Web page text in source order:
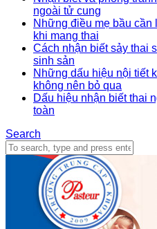
ngoài tử cung
Những điều mẹ bầu
khi mang thai
Cách nhận biết sảy thai
sinh sản
Những dấu hiệu nội tiết
không nên bỏ qua
Dấu hiệu nhận biết thai
toàn
Search